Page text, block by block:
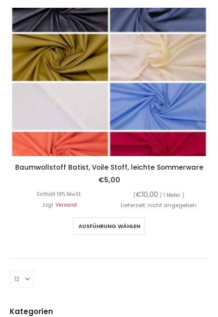
Baumwollstoff Batist, Voile Stoff, leichte Sommerware
€5,00
Enthält 19% MwSt. (€10,00 / 1 Meter )
zzgl. Versand Lieferzeit: nicht angegeben
AUSFÜHRUNG WÄHLEN
Kategorien